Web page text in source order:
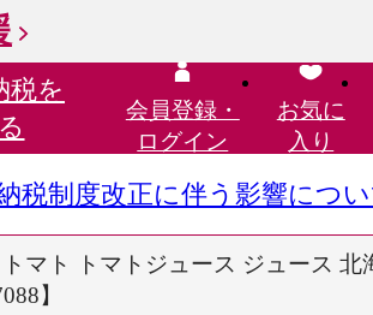
税を
会員登録・
ログイン
お気に
入り
税制度改正に伴う影響につ
マト トマトジュース ジュース 北
】